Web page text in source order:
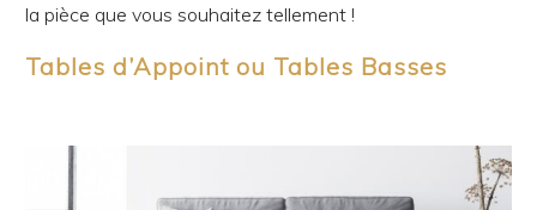
la pièce que vous souhaitez tellement !
Tables d’Appoint ou Tables Basses